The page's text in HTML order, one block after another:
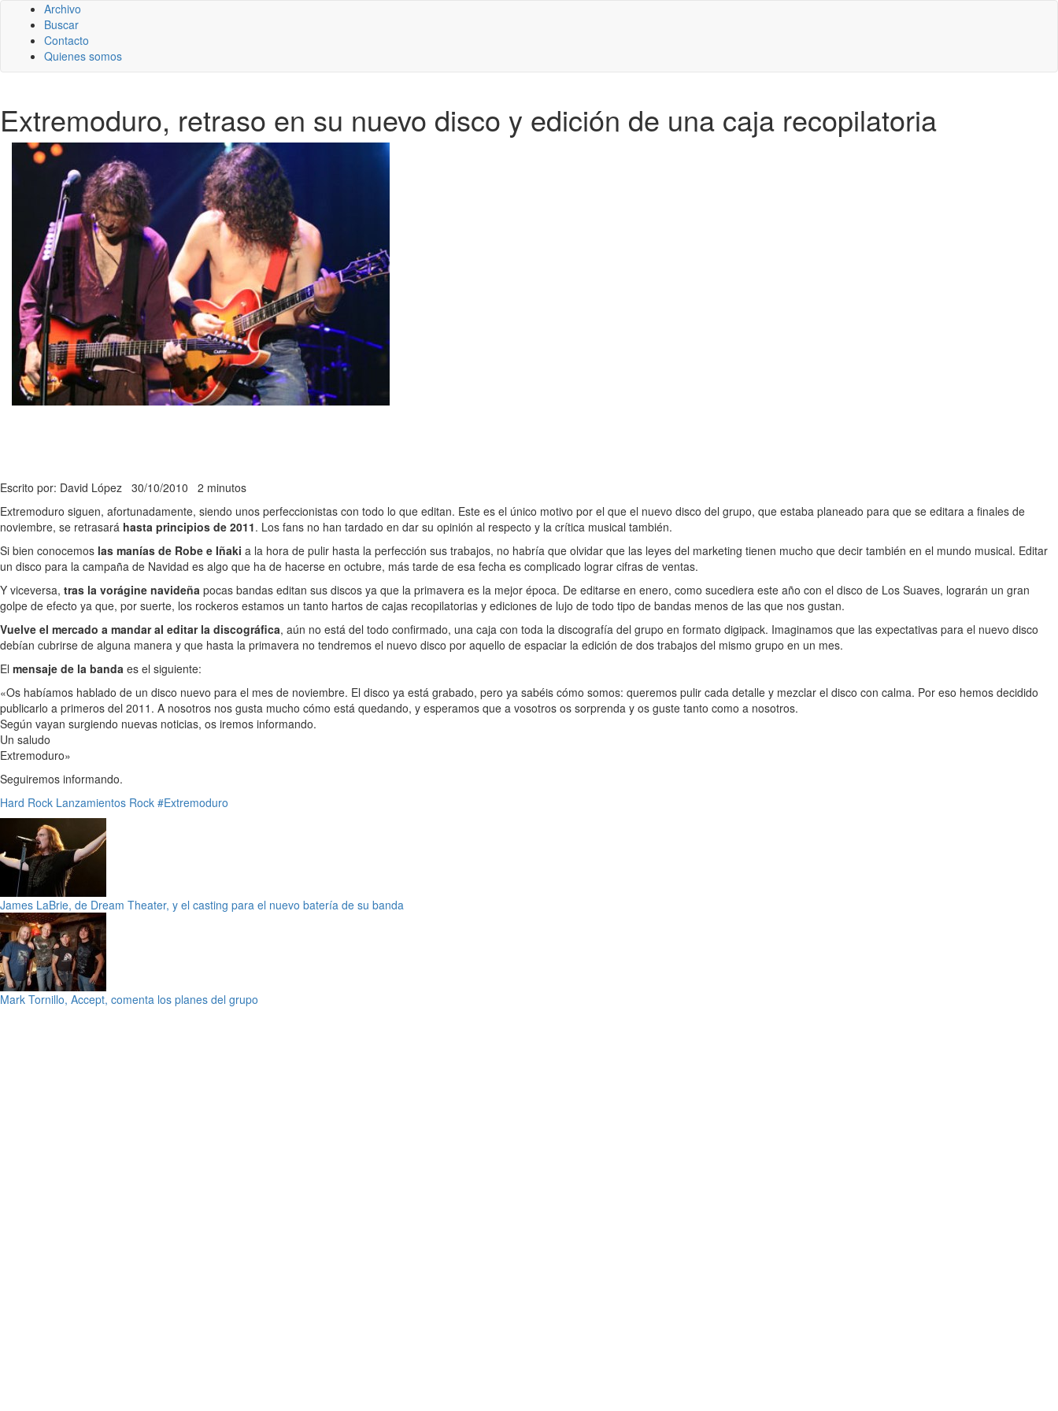
Archivo
Buscar
Contacto
Quienes somos
Extremoduro, retraso en su nuevo disco y edición de una caja recopilatoria
Escrito por: David López 30/10/2010 2 minutos
Extremoduro siguen, afortunadamente, siendo unos perfeccionistas con todo lo que editan. Este es el único motivo por el que el nuevo disco del grupo, que estaba planeado para que se editara a finales de
noviembre, se retrasará hasta principios de 2011. Los fans no han tardado en dar su opinión al respecto y la crítica musical también.
Si bien conocemos las manías de Robe e Iñaki a la hora de pulir hasta la perfección sus trabajos, no habría que olvidar que las leyes del marketing tienen mucho que decir también en el mundo musical. Editar
un disco para la campaña de Navidad es algo que ha de hacerse en octubre, más tarde de esa fecha es complicado lograr cifras de ventas.
Y viceversa, tras la vorágine navideña pocas bandas editan sus discos ya que la primavera es la mejor época. De editarse en enero, como sucediera este año con el disco de Los Suaves, lograrán un gran
golpe de efecto ya que, por suerte, los rockeros estamos un tanto hartos de cajas recopilatorias y ediciones de lujo de todo tipo de bandas menos de las que nos gustan.
Vuelve el mercado a mandar al editar la discográfica, aún no está del todo confirmado, una caja con toda la discografía del grupo en formato digipack. Imaginamos que las expectativas para el nuevo disco
debían cubrirse de alguna manera y que hasta la primavera no tendremos el nuevo disco por aquello de espaciar la edición de dos trabajos del mismo grupo en un mes.
El mensaje de la banda es el siguiente:
«Os habíamos hablado de un disco nuevo para el mes de noviembre. El disco ya está grabado, pero ya sabéis cómo somos: queremos pulir cada detalle y mezclar el disco con calma. Por eso hemos decidido
publicarlo a primeros del 2011. A nosotros nos gusta mucho cómo está quedando, y esperamos que a vosotros os sorprenda y os guste tanto como a nosotros.
Según vayan surgiendo nuevas noticias, os iremos informando.
Un saludo
Extremoduro»
Seguiremos informando.
Hard Rock Lanzamientos Rock #Extremoduro
James LaBrie, de Dream Theater, y el casting para el nuevo batería de su banda
Mark Tornillo, Accept, comenta los planes del grupo